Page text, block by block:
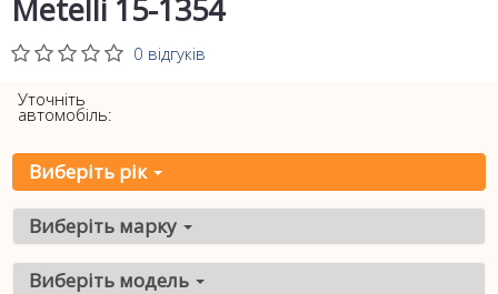
Metelli 15-1354
0 відгуків
Уточніть
автомобіль:
Виберіть рік
Виберіть марку
Виберіть модель